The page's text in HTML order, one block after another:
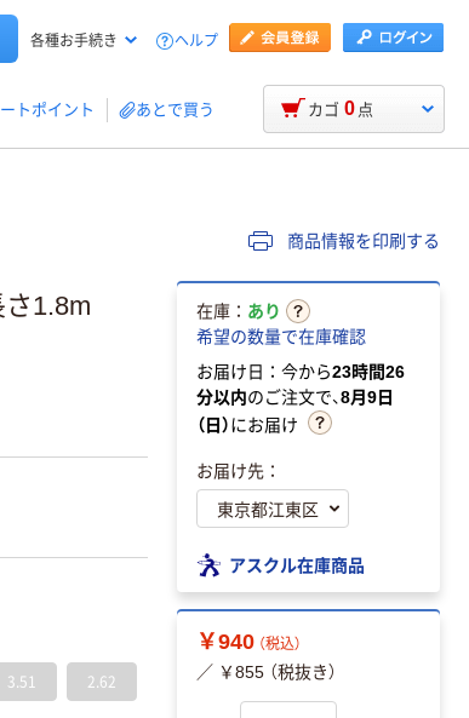
各種お手続き ヘルプ
トポイント あとで買う カゴ 0 点
商品情報を印刷する
1.8m
3.51 2.62
在庫： あり
希望の数量で在庫確認
お届け日：今から23時間26
分以内のご注文で、8月9日
（日）にお届け
お届け先：
アスクル在庫商品
￥940 （税込）
／ ￥855 （税抜き）